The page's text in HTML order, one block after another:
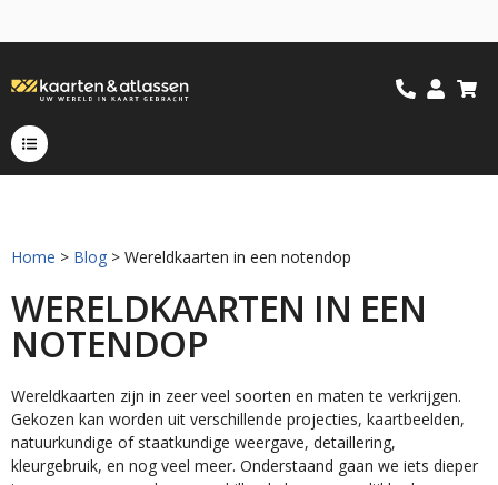
Home > Blog > Wereldkaarten in een notendop
WERELDKAARTEN IN EEN
NOTENDOP
Wereldkaarten zijn in zeer veel soorten en maten te verkrijgen.
Gekozen kan worden uit verschillende projecties, kaartbeelden,
natuurkundige of staatkundige weergave, detaillering,
kleurgebruik, en nog veel meer. Onderstaand gaan we iets dieper